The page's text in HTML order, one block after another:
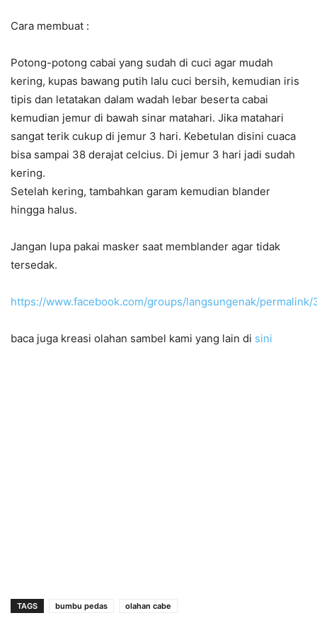
Cara membuat :
Potong-potong cabai yang sudah di cuci agar mudah
kering, kupas bawang putih lalu cuci bersih, kemudian iris
tipis dan letatakan dalam wadah lebar beserta cabai
kemudian jemur di bawah sinar matahari. Jika matahari
sangat terik cukup di jemur 3 hari. Kebetulan disini cuaca
bisa sampai 38 derajat celcius. Di jemur 3 hari jadi sudah
kering.
Setelah kering, tambahkan garam kemudian blander
hingga halus.
Jangan lupa pakai masker saat memblander agar tidak
tersedak.
https://www.facebook.com/groups/langsungenak/permalink/
baca juga kreasi olahan sambel kami yang lain di sini
TAGS bumbu pedas olahan cabe